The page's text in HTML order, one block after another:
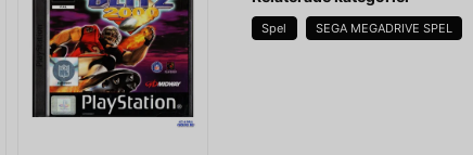
Spel SEGA MEGADRIVE SPEL